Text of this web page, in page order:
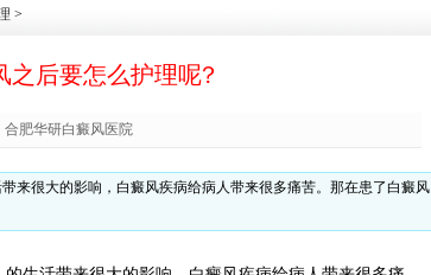
>
之后要怎么护理呢?
合肥华研白癜风医院
来很大的影响，白癜风疾病给病人带来很多痛苦。那在患了白癜风